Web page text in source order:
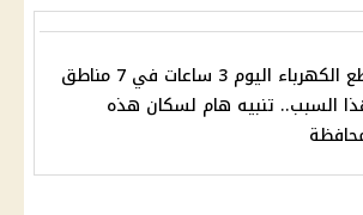
قطع الكهرباء اليوم 3 ساعات في 7 مناطق
السبب.. تنبيه هام لسكان هذه